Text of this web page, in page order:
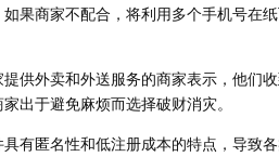
果商家不配合，将利用多个手机号在
供外卖和外送服务的商家表示，他们
出于避免麻烦而选择破财消灾。
有匿名性和低注册成本的特点，导致